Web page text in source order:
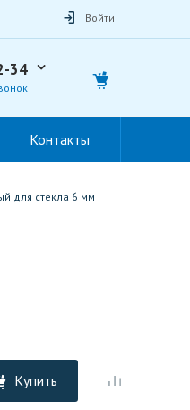
Войти
34
Контакты
для стекла 6 мм
Купить